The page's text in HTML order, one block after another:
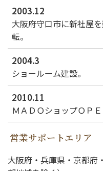
2003.12
大阪府守口市に新社屋
転。
2004.3
ショールーム建設。
2010.11
ＭＡＤＯショップＯＰＥ
営業サポートエリア
大阪府・兵庫県・京都府